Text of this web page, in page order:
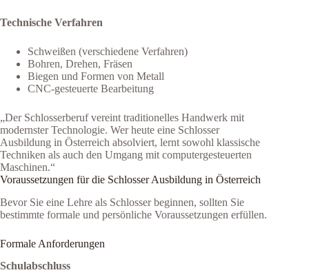
Technische Verfahren
Schweißen (verschiedene Verfahren)
Bohren, Drehen, Fräsen
Biegen und Formen von Metall
CNC-gesteuerte Bearbeitung
„Der Schlosserberuf vereint traditionelles Handwerk mit
modernster Technologie. Wer heute eine Schlosser
Ausbildung in Österreich absolviert, lernt sowohl klassische
Techniken als auch den Umgang mit computergesteuerten
Maschinen.“
Voraussetzungen für die Schlosser Ausbildung in Österreich
Bevor Sie eine Lehre als Schlosser beginnen, sollten Sie
bestimmte formale und persönliche Voraussetzungen erfüllen.
Formale Anforderungen
Schulabschluss